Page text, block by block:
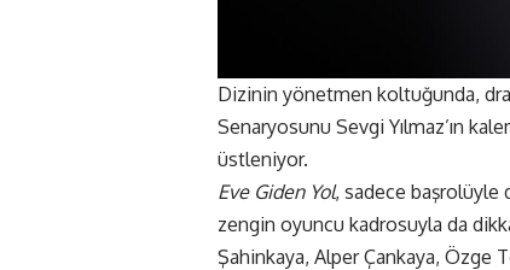
Dizinin yönetmen koltuğunda,
Senaryosunu Sevgi Yılmaz’ın
üstleniyor.
Eve Giden Yol, sadece başrolüyle
zengin oyuncu kadrosuyla da
Şahinkaya, Alper Çankaya, Özge